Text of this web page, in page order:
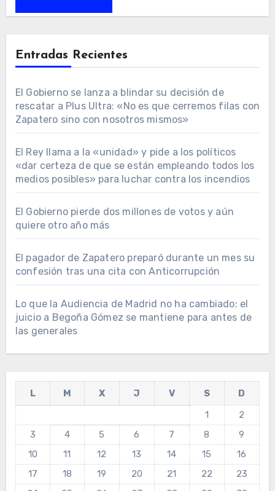
Entradas Recientes
El Gobierno se lanza a blindar su decisión de
rescatar a Plus Ultra: «No es que cerremos filas con
Zapatero sino con nosotros mismos»
El Rey llama a la «unidad» y pide a los políticos
«dar certeza de que se están empleando todos los
medios posibles» para luchar contra los incendios
El Gobierno pierde dos millones de votos y aún
quiere otro año más
El pagador de Zapatero preparó durante un mes su
confesión tras una cita con Anticorrupción
Lo que la Audiencia de Madrid no ha cambiado: el
juicio a Begoña Gómez se mantiene para antes de
las generales
L M X J V S
D
1
2
3
4 5 6 7 8
9
10
11 12 13 14 15
16
17
18 19 20 21 22
23